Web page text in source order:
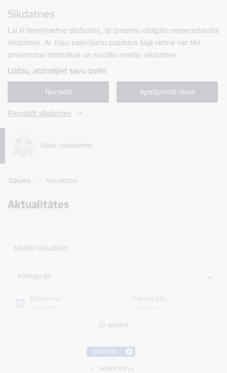
Sīkdatnes
Lai šī tīmekļvietne darbotos, tā izmanto obligāti nepieciešamās
sīkdatnes. Ar Jūsu piekrišanu papildus šajā vietnē var tikt
izmantotas statistikas un sociālo mediju sīkdatnes.
Lūdzu, atzīmējiet savu izvēli:
Noraidīt Apstiprināt visas
Pārvaldīt sīkdatnes
Sākums Aktualitātes
Aktualitātes
Meklēt aktualitāti
Kategorija
Datums no Datums līdz
Aizvērt
Statistika
Notīrīt filtrus